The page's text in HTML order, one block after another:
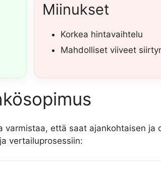
Miinukset
Korkea hintavaihtelu
Mahdolliset viiveet
varmistaa, että saat ajankohtaisen ja
vertailuprosessiin: